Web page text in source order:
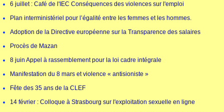
6 juillet : Café de l'IEC Conséquences des violences sur l'emploi
Plan interministériel pour l’égalité entre les femmes et les hommes.
Adoption de la Directive européenne sur la Transparence des salaires
Procès de Mazan
8 juin Appel à rassemblement pour la loi cadre intégrale
Manifestation du 8 mars et violence « antisioniste »
Fête des 35 ans de la CLEF
14 février : Colloque à Strasbourg sur l'exploitation sexuelle en ligne